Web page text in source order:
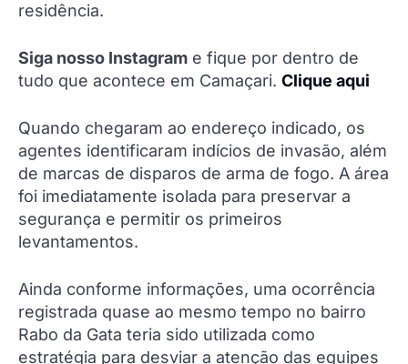
residência.
Siga nosso Instagram e fique por dentro de
tudo que acontece em Camaçari. Clique aqui
Quando chegaram ao endereço indicado, os
agentes identificaram indícios de invasão, além
de marcas de disparos de arma de fogo. A área
foi imediatamente isolada para preservar a
segurança e permitir os primeiros
levantamentos.
Ainda conforme informações, uma ocorrência
registrada quase ao mesmo tempo no bairro
Rabo da Gata teria sido utilizada como
estratégia para desviar a atenção das equipes